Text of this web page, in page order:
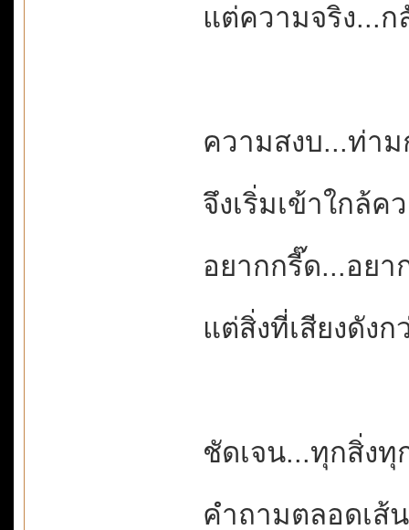
แต่ความจริง...
ความสงบ...ท่า
จึงเริ่มเข้าใกล้
อยากกรี๊ด...อย
แต่สิ่งที่เสียงดัง
ชัดเจน...ทุกสิ่งทุ
คำถามตลอดเส้